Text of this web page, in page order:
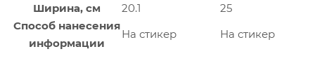
Ширина, см
20.1
25
Способ нанесения
информации
На стикер На стикер